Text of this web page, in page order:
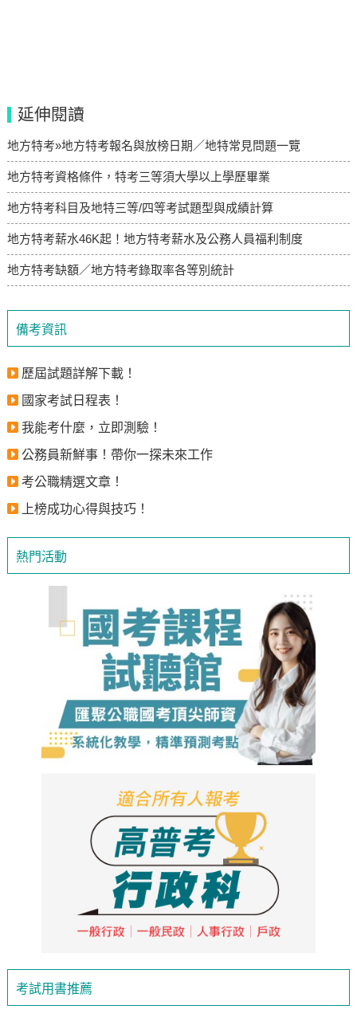
備考資訊
歷屆試題詳解下載！
國家考試日程表！
我能考什麼，立即測驗！
公務員新鮮事！帶你一探未來工作
考公職精選文章！
上榜成功心得與技巧！
熱門活動
考試用書推薦
延伸閱讀
地方特考»地方特考報名與放榜日期／地特常見問題一覽
地方特考資格條件，特考三等須大學以上學歷畢業
地方特考科目及地特三等/四等考試題型與成績計算
地方特考薪水46K起！地方特考薪水及公務人員福利制度
地方特考缺額／地方特考錄取率各等別統計